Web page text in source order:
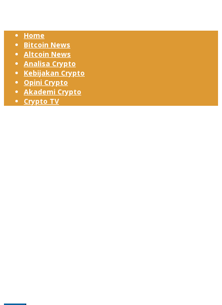
Home
Bitcoin News
Altcoin News
Analisa Crypto
Kebijakan Crypto
Opini Crypto
Akademi Crypto
Crypto TV